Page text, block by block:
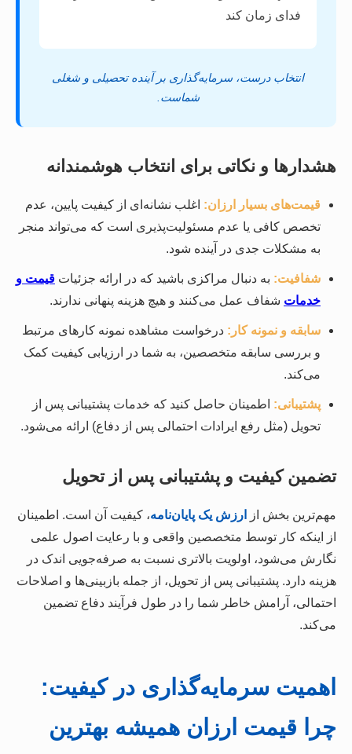
فدای زمان کند
انتخاب درست، سرمایه‌گذاری بر آینده تحصیلی و شغلی
شماست.
هشدارها و نکاتی برای انتخاب هوشمندانه
قیمت‌های بسیار ارزان: اغلب نشانه‌ای از کیفیت پایین، عدم
تخصص کافی یا عدم مسئولیت‌پذیری است که می‌تواند منجر
به مشکلات جدی در آینده شود.
شفافیت: به دنبال مراکزی باشید که در ارائه جزئیات قیمت و
خدمات شفاف عمل می‌کنند و هیچ هزینه پنهانی ندارند.
سابقه و نمونه کار: درخواست مشاهده نمونه کارهای مرتبط
و بررسی سابقه متخصصین، به شما در ارزیابی کیفیت کمک
می‌کند.
پشتیبانی: اطمینان حاصل کنید که خدمات پشتیبانی پس از
تحویل (مثل رفع ایرادات احتمالی پس از دفاع) ارائه می‌شود.
تضمین کیفیت و پشتیبانی پس از تحویل
مهم‌ترین بخش از ارزش یک پایان‌نامه، کیفیت آن است. اطمینان
از اینکه کار توسط متخصصین واقعی و با رعایت اصول علمی
نگارش می‌شود، اولویت بالاتری نسبت به صرفه‌جویی اندک در
هزینه دارد. پشتیبانی پس از تحویل، از جمله بازبینی‌ها و اصلاحات
احتمالی، آرامش خاطر شما را در طول فرآیند دفاع تضمین
می‌کند.
اهمیت سرمایه‌گذاری در کیفیت:
چرا قیمت ارزان همیشه بهترین